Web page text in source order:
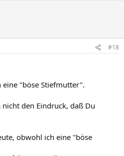
#18
eine "böse Stiefmutter".
den Eindruck, daß Du
obwohl ich eine "böse